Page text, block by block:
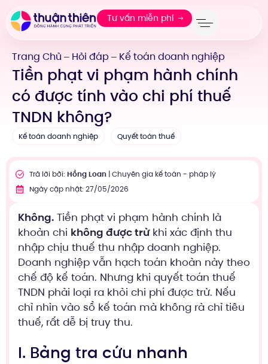
Tư vấn miễn phí
Trang Chủ — Hỏi đáp — Kế toán doanh nghiệp
Tiền phạt vi phạm hành chính
có được tính vào chi phí thuế
TNDN không?
Kế toán doanh nghiệp Quyết toán thuế
Trả lời bởi: Hồng Loan| Chuyên gia kế toán - pháp lý
Ngày cập nhật: 27/05/2026
Không. Tiền phạt vi phạm hành chính là
khoản chi không được trừkhi xác định thu
nhập chịu thuế thu nhập doanh nghiệp.
Doanh nghiệp vẫn hạch toán khoản này theo
chế độ kế toán. Nhưng khi quyết toán thuế
TNDN phải loại ra khỏi chi phí được trừ. Nếu
chỉ nhìn vào sổ kế toán mà không rà chỉ tiêu
thuế, rất dễ bị truy thu.
I. Bảng tra cứu nhanh